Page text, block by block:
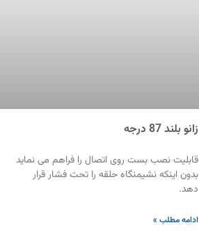
زانو بلند 87 درجه
قابلیت نصب بست روی اتصال را فراهم می نماید
بدون اینکه نشیمنگاه حلقه را تحت فشار قرار
دهد.
ادامه مطلب »